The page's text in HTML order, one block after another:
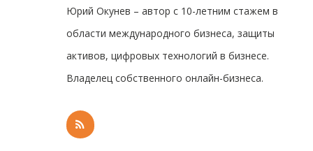
Юрий Окунев – автор с 10-летним стажем в
области международного бизнеса, защиты
активов, цифровых технологий в бизнесе.
Владелец собственного онлайн-бизнеса.